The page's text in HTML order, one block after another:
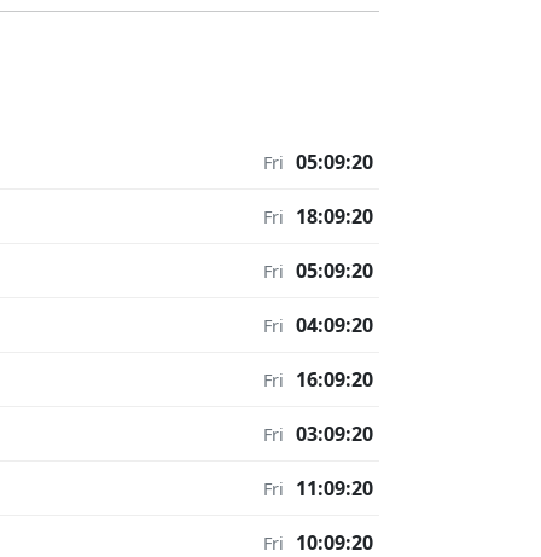
Fri 05:09:20
Fri 18:09:20
Fri 05:09:20
Fri 04:09:20
Fri 16:09:20
Fri 03:09:20
Fri 11:09:20
Fri 10:09:20